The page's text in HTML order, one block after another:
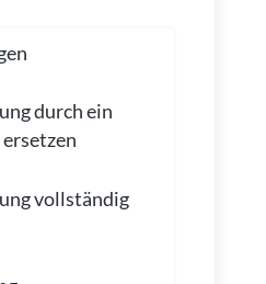
durch ein
vollständig